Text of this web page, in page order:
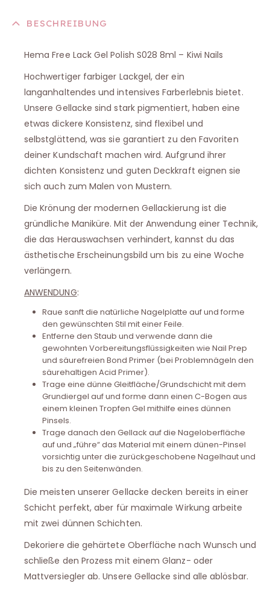
BESCHREIBUNG
Hema Free Lack Gel Polish S028 8ml – Kiwi Nails
Hochwertiger farbiger Lackgel, der ein
langanhaltendes und intensives Farberlebnis bietet.
Unsere Gellacke sind stark pigmentiert, haben eine
etwas dickere Konsistenz, sind flexibel und
selbstglättend, was sie garantiert zu den Favoriten
deiner Kundschaft machen wird. Aufgrund ihrer
dichten Konsistenz und guten Deckkraft eignen sie
sich auch zum Malen von Mustern.
Die Krönung der modernen Gellackierung ist die
gründliche Maniküre. Mit der Anwendung einer Technik,
die das Herauswachsen verhindert, kannst du das
ästhetische Erscheinungsbild um bis zu eine Woche
verlängern.
ANWENDUNG:
Raue sanft die natürliche Nagelplatte auf und forme
den gewünschten Stil mit einer Feile.
Entferne den Staub und verwende dann die
gewohnten Vorbereitungsflüssigkeiten wie Nail Prep
und säurefreien Bond Primer (bei Problemnägeln den
säurehaltigen Acid Primer).
Trage eine dünne Gleitfläche/Grundschicht mit dem
Grundiergel auf und forme dann einen C-Bogen aus
einem kleinen Tropfen Gel mithilfe eines dünnen
Pinsels.
Trage danach den Gellack auf die Nageloberfläche
auf und „führe“ das Material mit einem dünen-Pinsel
vorsichtig unter die zurückgeschobene Nagelhaut und
bis zu den Seitenwänden.
Die meisten unserer Gellacke decken bereits in einer
Schicht perfekt, aber für maximale Wirkung arbeite
mit zwei dünnen Schichten.
Dekoriere die gehärtete Oberfläche nach Wunsch und
schließe den Prozess mit einem Glanz- oder
Mattversiegler ab. Unsere Gellacke sind alle ablösbar.